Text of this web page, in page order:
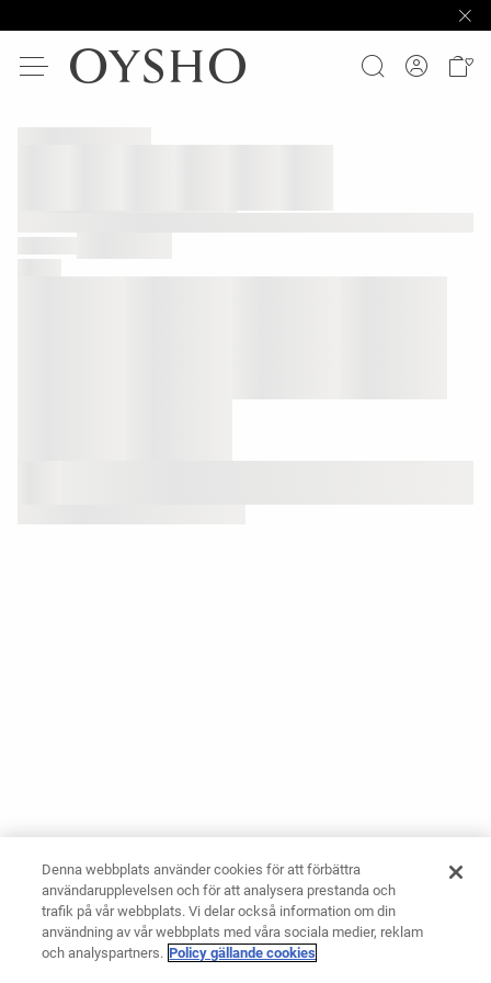
Denna webbplats använder cookies för att förbättra
användarupplevelsen och för att analysera prestanda och
trafik på vår webbplats. Vi delar också information om din
användning av vår webbplats med våra sociala medier, reklam
och analyspartners. Policy gällande cookies